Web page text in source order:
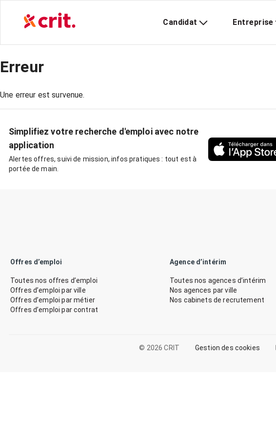
Candidat Entreprise
Erreur
Une erreur est survenue.
Simplifiez votre recherche d'emploi avec notre
application
Alertes offres, suivi de mission, infos pratiques : tout est à
portée de main.
Offres d’emploi
Toutes nos offres d’emploi
Offres d’emploi par ville
Offres d’emploi par métier
Offres d’emploi par contrat
Agence d’intérim
Toutes nos agences d’intérim
Nos agences par ville
Nos cabinets de recrutement
© 2026 CRIT Gestion des cookies